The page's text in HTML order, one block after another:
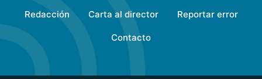
Redacción Carta al director Reportar error
Contacto